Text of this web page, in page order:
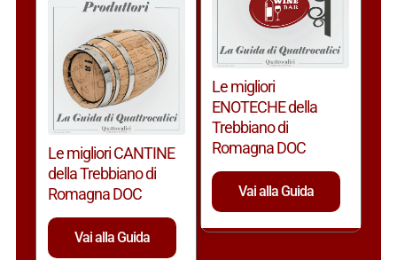
Le migliori CANTINE
della Trebbiano di
Romagna DOC
Vai alla Guida
Le migliori
ENOTECHE della
Trebbiano di
Romagna DOC
Vai alla Guida